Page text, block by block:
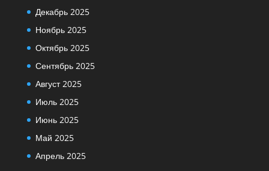
Декабрь 2025
Ноябрь 2025
Октябрь 2025
Сентябрь 2025
Август 2025
Июль 2025
Июнь 2025
Май 2025
Апрель 2025